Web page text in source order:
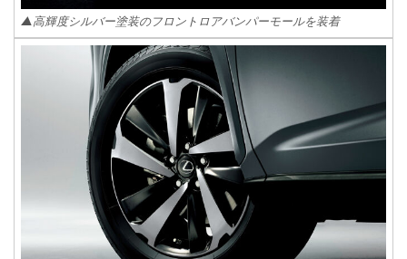
▲高輝度シルバー塗装のフロントロアバンパーモールを装着